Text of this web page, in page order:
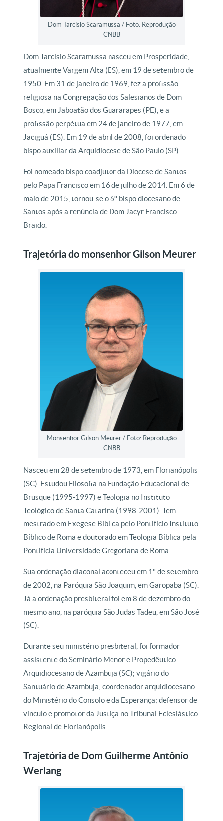
Dom Tarcísio Scaramussa / Foto: Reprodução
CNBB
Dom Tarcísio Scaramussa nasceu em Prosperidade,
atualmente Vargem Alta (ES), em 19 de setembro de
1950. Em 31 de janeiro de 1969, fez a profissão
religiosa na Congregação dos Salesianos de Dom
Bosco, em Jaboatão dos Guararapes (PE), e a
profissão perpétua em 24 de janeiro de 1977, em
Jaciguá (ES). Em 19 de abril de 2008, foi ordenado
bispo auxiliar da Arquidiocese de São Paulo (SP).
Foi nomeado bispo coadjutor da Diocese de Santos
pelo Papa Francisco em 16 de julho de 2014. Em 6 de
maio de 2015, tornou-se o 6º bispo diocesano de
Santos após a renúncia de Dom Jacyr Francisco
Braido.
Trajetória do monsenhor Gilson Meurer
Monsenhor Gilson Meurer / Foto: Reprodução
CNBB
Nasceu em 28 de setembro de 1973, em Florianópolis
(SC). Estudou Filosofia na Fundação Educacional de
Brusque (1995-1997) e Teologia no Instituto
Teológico de Santa Catarina (1998-2001). Tem
mestrado em Exegese Bíblica pelo Pontifício Instituto
Bíblico de Roma e doutorado em Teologia Bíblica pela
Pontifícia Universidade Gregoriana de Roma.
Sua ordenação diaconal aconteceu em 1º de setembro
de 2002, na Paróquia São Joaquim, em Garopaba (SC).
Já a ordenação presbiteral foi em 8 de dezembro do
mesmo ano, na paróquia São Judas Tadeu, em São José
(SC).
Durante seu ministério presbiteral, foi formador
assistente do Seminário Menor e Propedêutico
Arquidiocesano de Azambuja (SC); vigário do
Santuário de Azambuja; coordenador arquidiocesano
do Ministério do Consolo e da Esperança; defensor de
vínculo e promotor da Justiça no Tribunal Eclesiástico
Regional de Florianópolis.
Trajetória de Dom Guilherme Antônio
Werlang